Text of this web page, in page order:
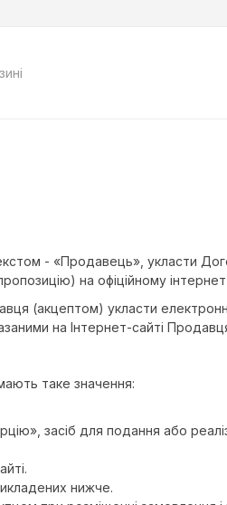
- «Продавець», укласти
на офіційному
(акцептом) укласти
на Інтернет-сайті
таке значення:
засіб для подання або
нижче.